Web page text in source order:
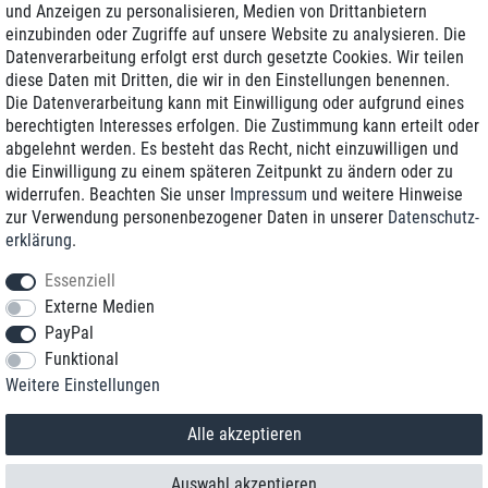
Zustellung am nächsten Werktag
Günstiger Versand
Generalüberholt mit Garantie
+49 8989 96160*
*Sie erreichen uns zum Ortstarif von Montag bis Freitag von 9 Uhr - 18 Uhr.
© 2018 TOP TEN Computervertrieb GmbH
und Anzeigen zu personalisieren, Medien von Drittanbietern
einzubinden oder Zugriffe auf unsere Website zu analysieren. Die
Datenverarbeitung erfolgt erst durch gesetzte Cookies. Wir teilen
diese Daten mit Dritten, die wir in den Einstellungen benennen.
Die Datenverarbeitung kann mit Einwilligung oder aufgrund eines
berechtigten Interesses erfolgen. Die Zustimmung kann erteilt oder
abgelehnt werden. Es besteht das Recht, nicht einzuwilligen und
die Einwilligung zu einem späteren Zeitpunkt zu ändern oder zu
widerrufen. Beachten Sie unser Impressum und weitere Hinweise
zur Verwendung personenbezogener Daten in unserer Daten­schutz­
erklärung.
Essenziell
Externe Medien
PayPal
Funktional
Weitere Einstellungen
Alle akzeptieren